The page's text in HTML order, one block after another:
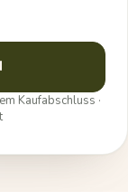
Kaufabschluss ·